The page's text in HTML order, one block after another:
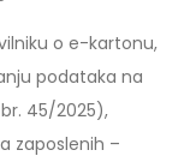
o e-kartonu,
podataka na
45/2025),
zaposlenih –